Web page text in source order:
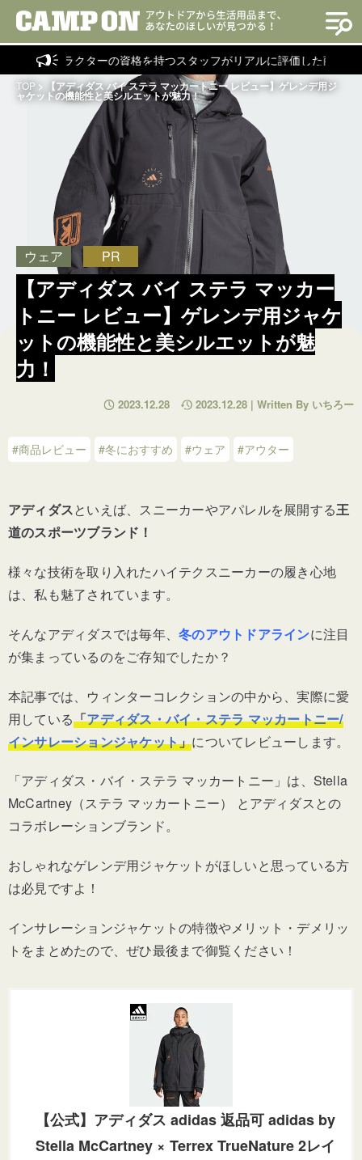
ラクターの資格を持つスタッフがリアルに評価した商品を紹介！
TOP > 【アディダス バイ ステラ マッカートニー レビュー】ゲレンデ用ジ
ャケットの機能性と美シルエットが魅力！
ウェア PR
【アディダス バイ ステラ マッカー
トニー レビュー】ゲレンデ用ジャケ
ットの機能性と美シルエットが魅
力！
2023.12.28 2023.12.28 | Written By いちろー
#商品レビュー #冬におすすめ #ウェア #アウター
アディダスといえば、スニーカーやアパレルを展開する王
道のスポーツブランド！
様々な技術を取り入れたハイテクスニーカーの履き心地
は、私も魅了されています。
そんなアディダスでは毎年、冬のアウトドアラインに注目
が集まっているのをご存知でしたか？
本記事では、 ウィンターコレクションの中から、実際に愛
用している「アディダス・バイ・ステラ マッカートニー/
インサレーションジャケット」についてレビューします。
「アディダス・バイ・ステラ マッカートニー」は、Stella
McCartney（ステラ マッカートニー） とアディダスとの
コラボレーションブランド。
おしゃれなゲレンデ用ジャケットがほしいと思っている方
は必見ですよ！
インサレーションジャケットの特徴やメリット・デメリッ
トをまとめたので、ぜひ最後まで御覧ください！
【公式】アディダス adidas 返品可 adidas by
Stella McCartney × Terrex TrueNature 2レイ